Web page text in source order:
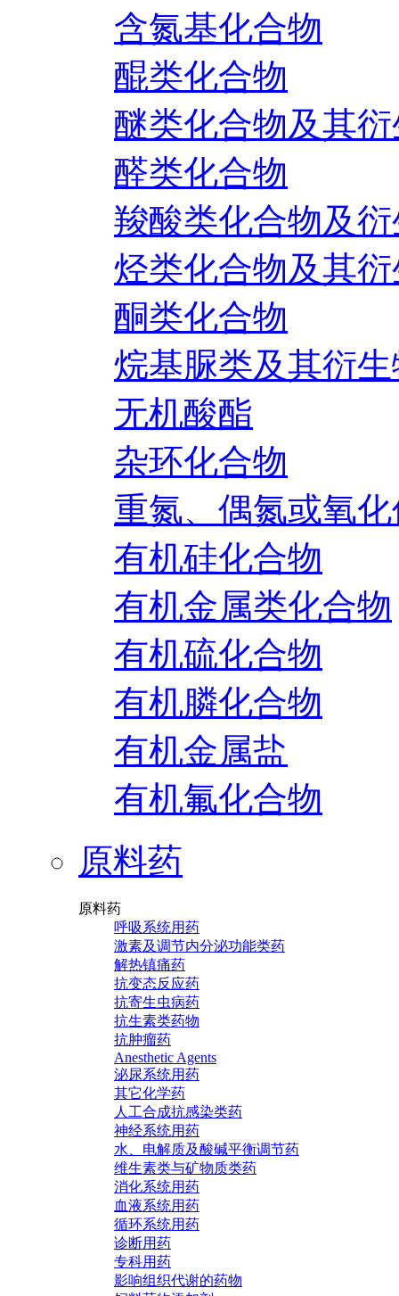
含氮基化合物
醌类化合物
醚类化合物及其
醛类化合物
羧酸类化合物及
烃类化合物及其
酮类化合物
烷基脲类及其衍
无机酸酯
杂环化合物
重氮、偶氮或氧
有机硅化合物
有机金属类化合物
有机硫化合物
有机膦化合物
有机金属盐
有机氟化合物
原料药
原料药
呼吸系统用药
激素及调节内分泌功能类药
解热镇痛药
抗变态反应药
抗寄生虫病药
抗生素类药物
抗肿瘤药
Anesthetic Agents
泌尿系统用药
其它化学药
人工合成抗感染类药
神经系统用药
水、电解质及酸碱平衡调节药
维生素类与矿物质类药
消化系统用药
血液系统用药
循环系统用药
诊断用药
专科用药
影响组织代谢的药物